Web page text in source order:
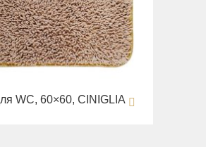
WC, 60×60, CINIGLIA